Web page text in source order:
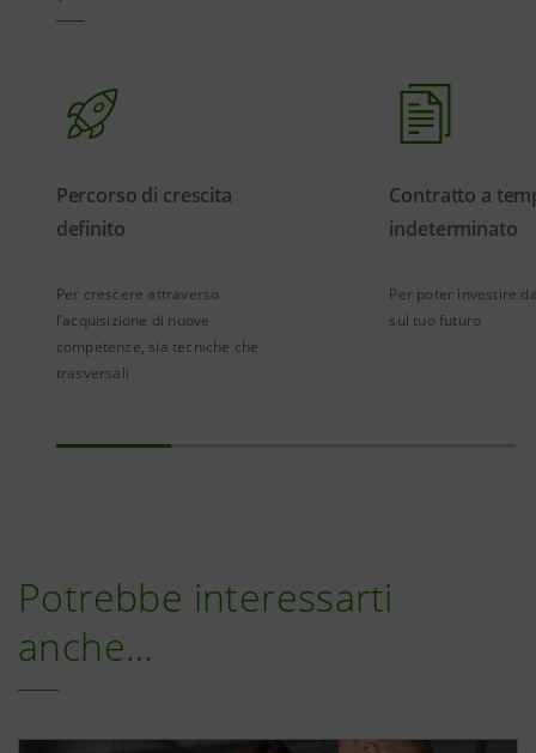
Percorso di crescita
definito
Per crescere attraverso
l’acquisizione di nuove
competenze, sia tecniche che
trasversali
Contratto a
indeterminato
Per poter investire
sul tuo futuro
Potrebbe interessarti
anche…